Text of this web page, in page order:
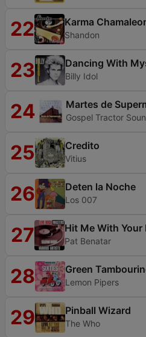
22 Karma
Shandon
23 Dancing With
Billy Idol
24 Martes de
Gospel Tractor
25 Credito
Vitius
26 Deten la Noche
Los 007
27 Hit Me With Your
Pat Benatar
28 Green
Lemon Pipers
29 Pinball Wizard
The Who